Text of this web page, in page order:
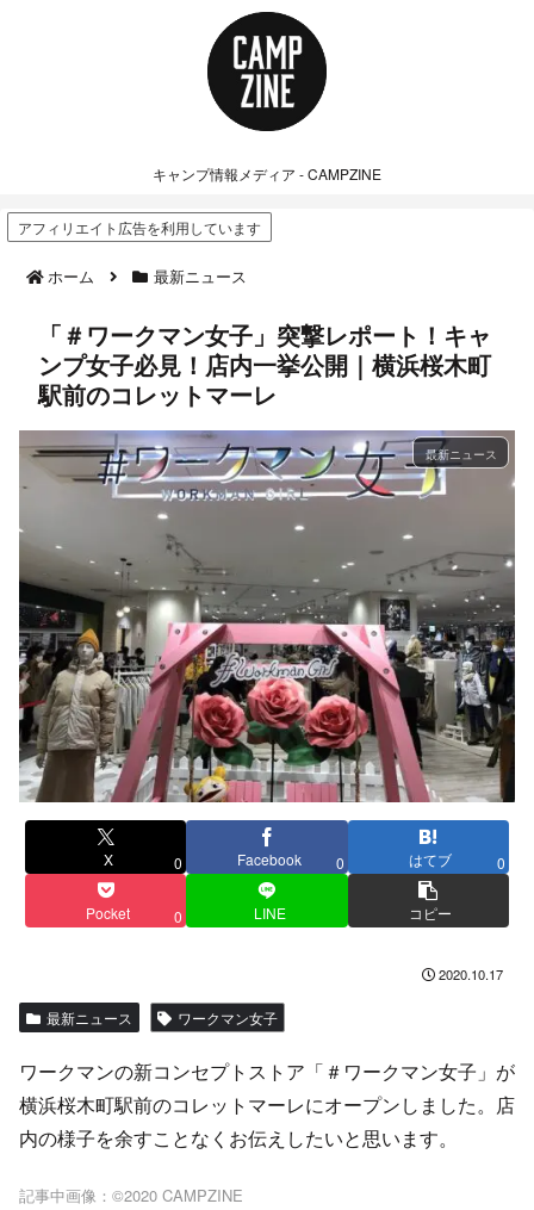
キャンプ情報メディア - CAMPZINE
アフィリエイト広告を利用しています
ホーム 最新ニュース
「＃ワークマン女子」突撃レポート！キャ
ンプ女子必見！店内一挙公開｜横浜桜木町
駅前のコレットマーレ
最新ニュース
X 0 Facebook 0 はてブ 0
Pocket 0 LINE コピー
2020.10.17
最新ニュース ワークマン女子
ワークマンの新コンセプトストア「＃ワークマン女子」が
横浜桜木町駅前のコレットマーレにオープンしました。店
内の様子を余すことなくお伝えしたいと思います。
記事中画像：©︎2020 CAMPZINE